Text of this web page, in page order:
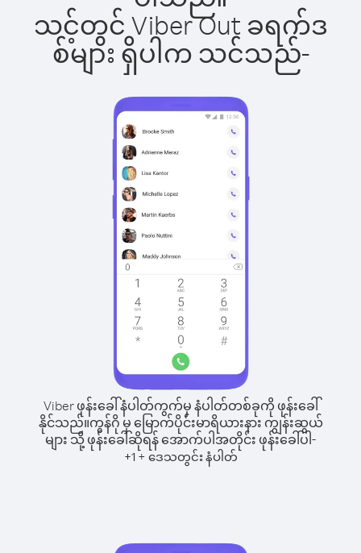
သင့်တွင် Viber Out ခရက်ဒ
စ်များ ရှိပါက သင်သည်-
Viber ဖုန်းခေါ်နံပါတ်ကွက်မှ နံပါတ်တစ်ခုကို ဖုန်းခေါ်
နိုင်သည်။ကွန်ဂို မှ မြောက်ပိုင်းမာရိယားနား ကျွန်းဆွယ်
များ သို့ ဖုန်းခေါ်ဆိုရန် အောက်ပါအတိုင်း ဖုန်းခေါ်ပါ-
+1+ ဒေသတွင်း နံပါတ်